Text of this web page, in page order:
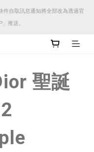
件自取訊息通知將全部改為透過官
推送。
件自取訊息通知將全部改為透過官
推送。
件自取訊息通知將全部改為透過官
聖誕